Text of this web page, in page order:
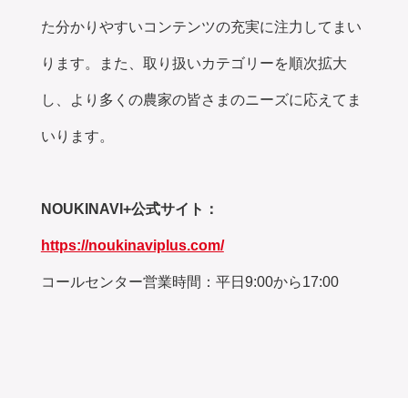
た分かりやすいコンテンツの充実に注力してまい
ります。また、取り扱いカテゴリーを順次拡大
し、より多くの農家の皆さまのニーズに応えてま
いります。
NOUKINAVI+公式サイト：
https://noukinaviplus.com/
コールセンター営業時間：平日9:00から17:00